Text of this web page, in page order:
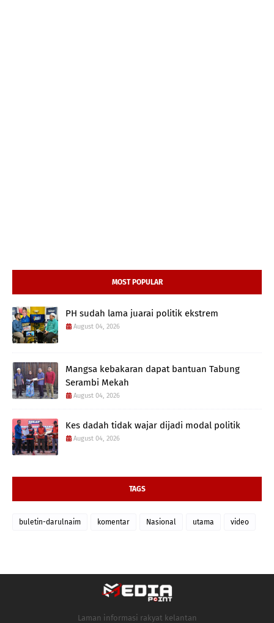
MOST POPULAR
PH sudah lama juarai politik ekstrem
August 04, 2026
Mangsa kebakaran dapat bantuan Tabung
Serambi Mekah
August 04, 2026
Kes dadah tidak wajar dijadi modal politik
August 04, 2026
TAGS
buletin-darulnaim komentar Nasional utama video
Laman informasi rakyat kelantan